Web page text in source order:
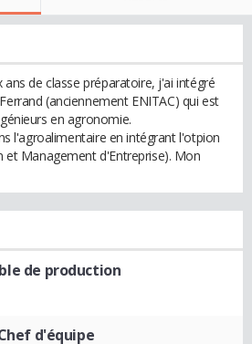
de classe préparatoire, j'ai intégré
(anciennement ENITAC) qui est
en agronomie.
l'agroalimentaire en intégrant l'otpion
et Management d'Entreprise). Mon
de production
d'équipe